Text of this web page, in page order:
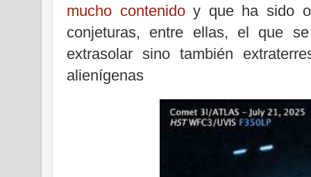
mucho contenidoy que ha sido
conjeturas, entre ellas, el que
extrasolar sino también
alienígenas